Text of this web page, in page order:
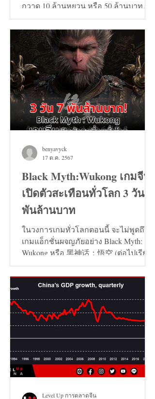
กวาด 10 ล้านหยวน หรือ 50 ล้านบาท
และวันที่ 24 สิงหาคมทะลุ...
Black Myth:Wukong เกมจีน
เปิดตัวสะเทือนทั่วโลก 3 วัน 7
พันล้านบาท
ในวงการเกมทั่วโลกตอนนี้ จะไม่พูดถึง
เกมแอ็กชั่นผจญภัยอย่าง Black Myth:
Wukong หรือ 黑神话：悟空 (ต่อไปเรียก
ว่า เกมหงอคง) ไม่ได้เลย...
benyavyck
17 ต.ค. 2567
Level Up การตลาดจีน